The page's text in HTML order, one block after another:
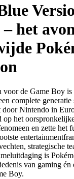
– het
de Game Boy is
complete generatie
door Nintendo in
op het
en zette het
strategische
is
van gaming én
Boy.